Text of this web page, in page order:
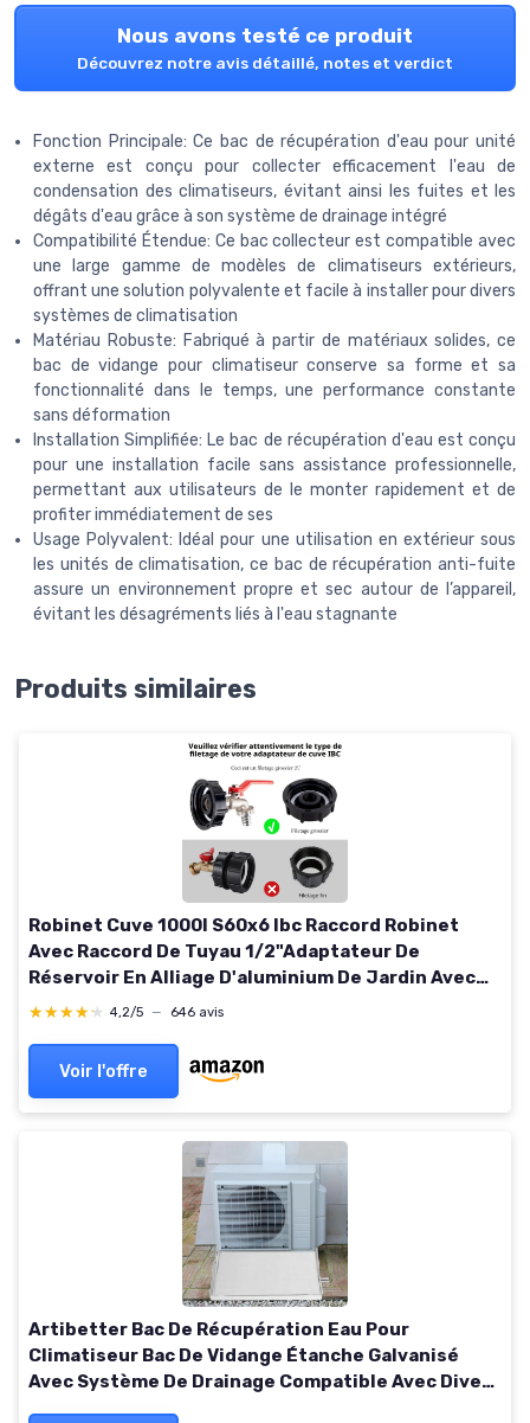
Nous avons testé ce produit
Découvrez notre avis détaillé, notes et verdict
Fonction Principale: Ce bac de récupération d'eau pour unité
externe est conçu pour collecter efficacement l'eau de
condensation des climatiseurs, évitant ainsi les fuites et les
dégâts d'eau grâce à son système de drainage intégré
Compatibilité Étendue: Ce bac collecteur est compatible avec
une large gamme de modèles de climatiseurs extérieurs,
offrant une solution polyvalente et facile à installer pour divers
systèmes de climatisation
Matériau Robuste: Fabriqué à partir de matériaux solides, ce
bac de vidange pour climatiseur conserve sa forme et sa
fonctionnalité dans le temps, une performance constante
sans déformation
Installation Simplifiée: Le bac de récupération d'eau est conçu
pour une installation facile sans assistance professionnelle,
permettant aux utilisateurs de le monter rapidement et de
profiter immédiatement de ses
Usage Polyvalent: Idéal pour une utilisation en extérieur sous
les unités de climatisation, ce bac de récupération anti-fuite
assure un environnement propre et sec autour de l’appareil,
évitant les désagréments liés à l'eau stagnante
Produits similaires
Robinet Cuve 1000l S60x6 Ibc Raccord Robinet
Avec Raccord De Tuyau 1/2"Adaptateur De
Réservoir En Alliage D'aluminium De Jardin Avec
Adaptateur En Plastique Pour De Cuve
★★★★★
★★★★★ 4,2/5 — 646 avis
Voir l'offre
Artibetter Bac De Récupération Eau Pour
Climatiseur Bac De Vidange Étanche Galvanisé
Avec Système De Drainage Compatible Avec Divers